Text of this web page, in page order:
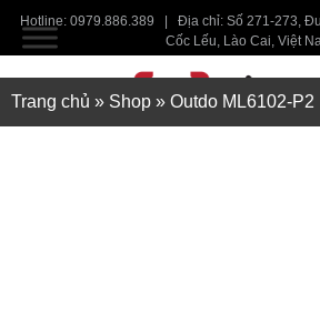
Hotline: 0979.886.389 | Địa chỉ: Số 271-273,
Cốc Lếu, Lào Cai, Việt
Trang chủ » Shop » Outdo ML6102-P2